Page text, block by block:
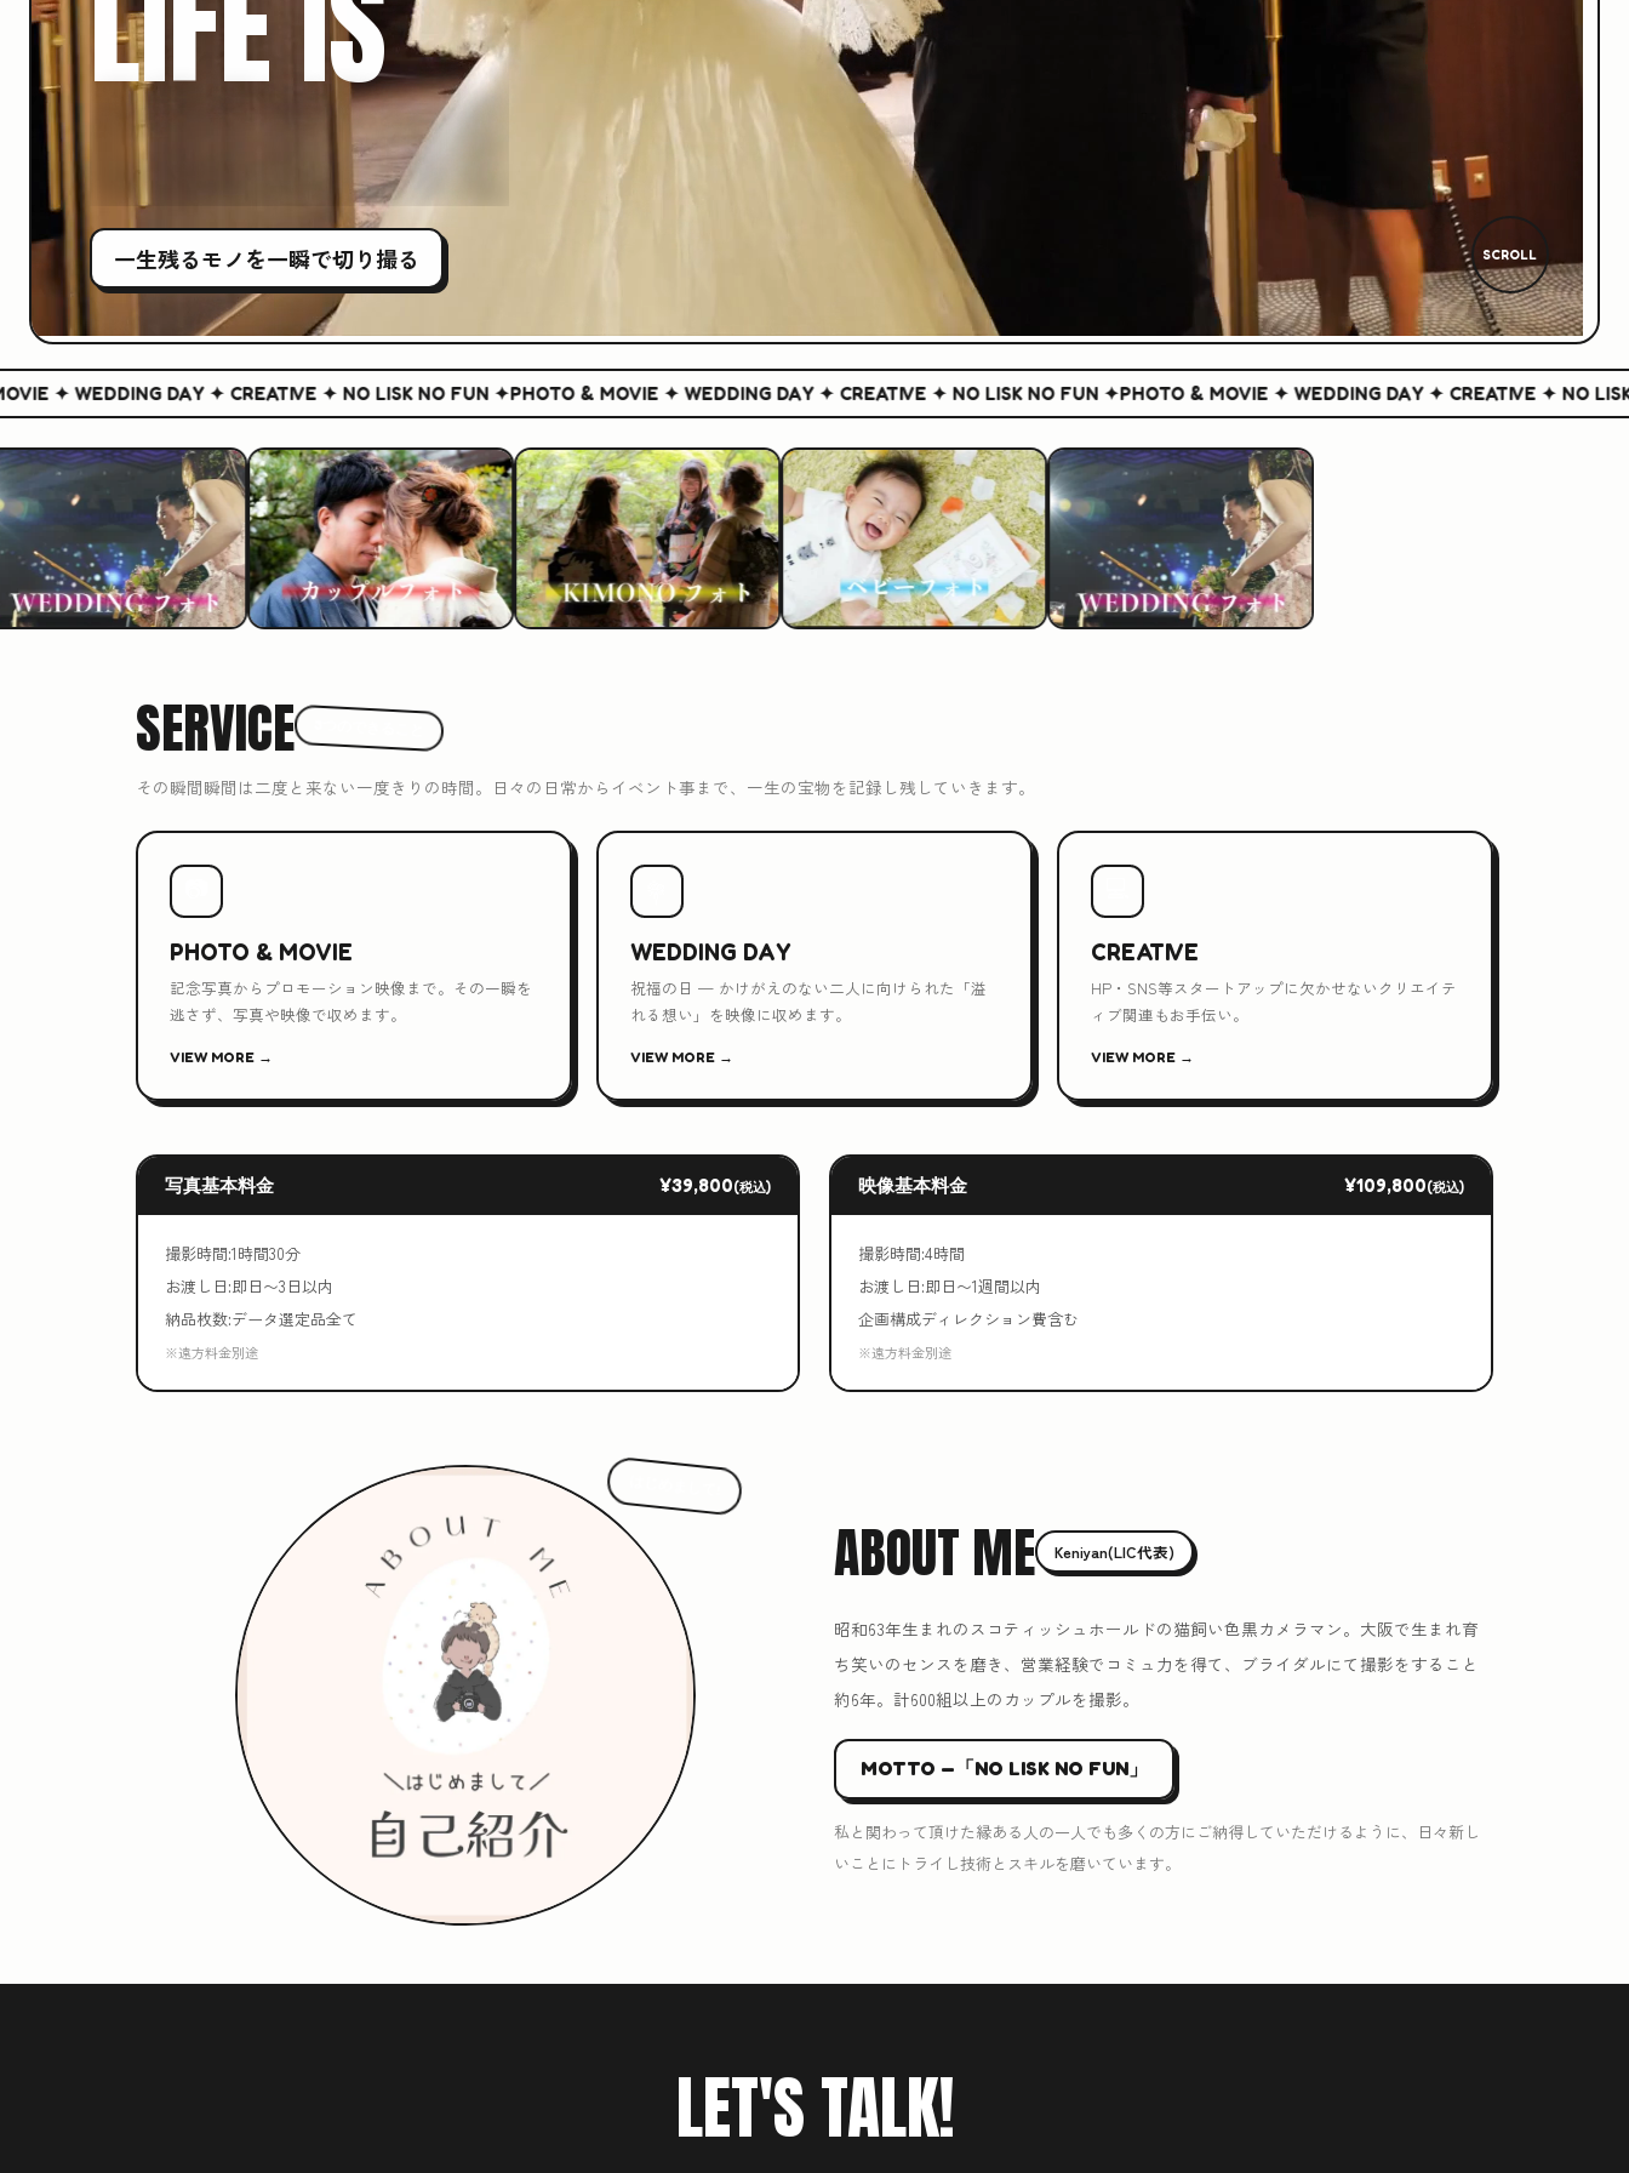
CREATIVE
一生残るモノを一瞬で切り撮る SCROLL
✦ WEDDING DAY ✦ CREATIVE ✦ NO LISK NO FUN ✦PHOTO & MOVIE ✦ WEDDING DAY ✦ CREATIVE ✦ NO LISK NO FUN ✦PHOTO & MOVIE ✦ WEDDING DAY ✦ CREATIVE ✦ NO LISK NO
SERVICE
その瞬間瞬間は二度と来ない一度きりの時間。日々の日常からイベント事まで、一生の宝物を記録し残していきます。
PHOTO & MOVIE
記念写真からプロモーション映像まで。その一瞬を
逃さず、写真や映像で収めます。
VIEW MORE →
WEDDING DAY
祝福の日 — かけがえのない二人に向けられた「溢
れる想い」を映像に収めます。
VIEW MORE →
CREATIVE
HP・SNS等スタートアップに欠かせないクリエイテ
ィブ関連もお手伝い。
VIEW MORE →
写真基本料金 ¥39,800(税込)
撮影時間:1時間30分
お渡し日:即日〜3日以内
納品枚数:データ選定品全て
※遠方料金別途
映像基本料金 ¥109,800(税込)
撮影時間:4時間
お渡し日:即日〜1週間以内
企画構成ディレクション費含む
※遠方料金別途
ABOUT ME Keniyan(LIC代表)
昭和63年生まれのスコティッシュホールドの猫飼い色黒カメラマン。大阪で生まれ育
ち笑いのセンスを磨き、営業経験でコミュ力を得て、ブライダルにて撮影をすること
約6年。計600組以上のカップルを撮影。
MOTTO —「NO LISK NO FUN」
私と関わって頂けた縁ある人の一人でも多くの方にご納得していただけるように、日々新し
いことにトライし技術とスキルを磨いています。
LET'S TALK!